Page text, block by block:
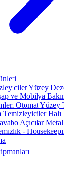
Yüzey
ve Mobilya
Otomat Yüzey
TemizleyicilerHalı
AçıcılarMetal
-